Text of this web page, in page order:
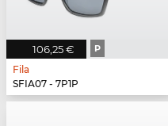
106,25 € P
Fila
SFIA07 - 7P1P